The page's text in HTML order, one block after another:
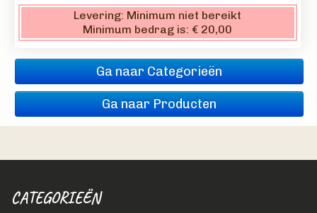
Levering: Minimum niet bereikt
Minimum bedrag is:€ 20,00
Ga naar Categorieën
Ga naar Producten
CATEGORIEËN